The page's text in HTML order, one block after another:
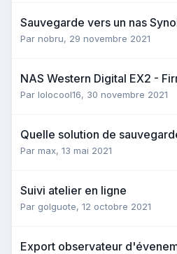
Sauvegarde vers un nas
Par nobru, 29 novembre 2021
NAS Western Digital EX2 -
Par lolocool16, 30 novembre 2021
Quelle solution de
Par max, 13 mai 2021
Suivi atelier en ligne
Par golguote, 12 octobre 2021
Export observateur